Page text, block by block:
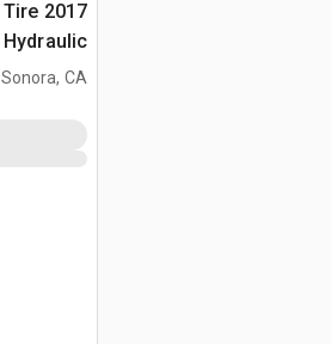
Tire
Hydraulic جراف ساحب
Sonora, CA